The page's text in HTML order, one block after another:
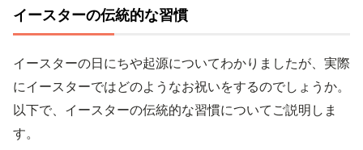
イースターの伝統的な習慣
イースターの日にちや起源についてわかりましたが、実際
にイースターではどのようなお祝いをするのでしょうか。
以下で、イースターの伝統的な習慣についてご説明しま
す。